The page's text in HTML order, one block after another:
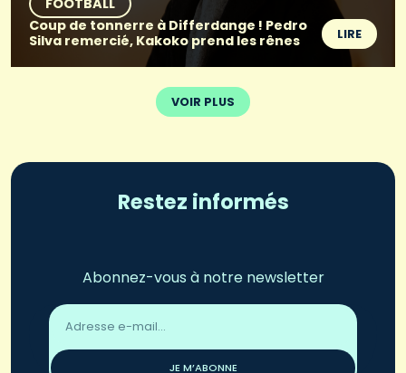
FOOTBALL
Coup de tonnerre à Differdange ! Pedro
Silva remercié, Kakoko prend les rênes
LIRE
VOIR PLUS
Restez informés
Abonnez-vous à notre newsletter
Adresse
email
JE M’ABONNE